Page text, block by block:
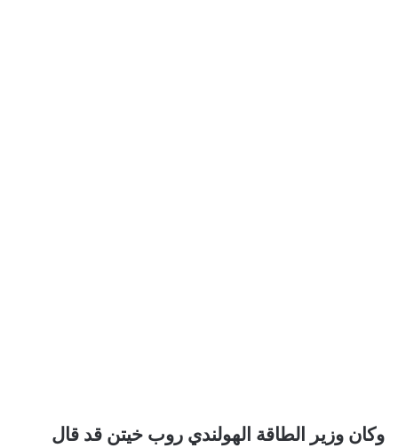
وكان وزير الطاقة الهولندي روب خيتن قد قال